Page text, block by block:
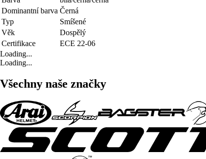
Dominantní barva Černá
Typ
Smíšené
Věk
Dospělý
Certifikace
ECE 22-06
Loading...
Loading...
Všechny naše značky